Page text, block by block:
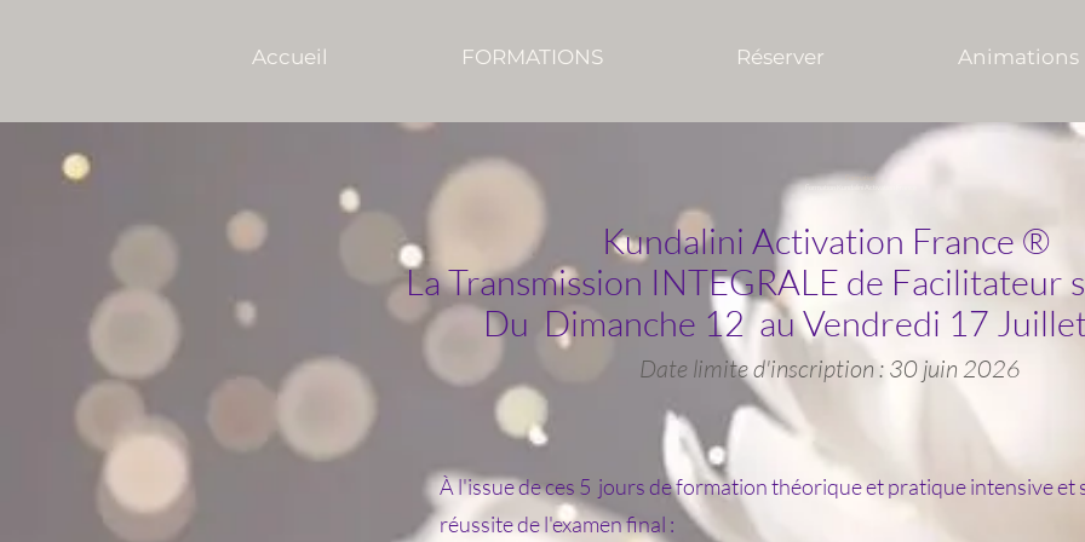
Accueil FORMATIONS Réserver Animations
Formation
Formation Kundalini Activation France
Kundalini Activation France ®
La Transmission INTEGRALE de Facilitateur
Du Dimanche 12 au Vendredi 17
Date limite d'inscription : 30 juin 2026
À l'issue de ces 5 jours de formation théorique et pratique intensive et
réussite de l'examen final :